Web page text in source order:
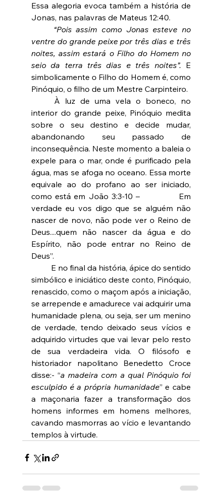
Essa alegoria evoca também a história de
Jonas, nas palavras de Mateus 12:40.
ventre do grande peixe por três dias e três
noites, assim estará o Filho do Homem no
seio da terra três dias e três noites”. E
simbolicamente o Filho do Homem é, como
Pinóquio, o filho de um Mestre Carpinteiro.
interior do grande peixe, Pinóquio medita
sobre o seu destino e decide mudar,
abandonando seu passado de
inconsequência. Neste momento a baleia o
expele para o mar, onde é purificado pela
água, mas se afoga no oceano. Essa morte
equivale ao do profano ao ser iniciado,
como está em João 3:3-10 – 		Em
verdade eu vos digo que se alguém não
nascer de novo, não pode ver o Reino de
Deus....quem não nascer da água e do
Espírito, não pode entrar no Reino de
Deus”.
simbólico e iniciático deste conto, Pinóquio,
renascido, como o maçom após a iniciação,
se arrepende e amadurece vai adquirir uma
humanidade plena, ou seja, ser um menino
de verdade, tendo deixado seus vícios e
adquirido virtudes que vai levar pelo resto
de sua verdadeira vida. O filósofo e
historiador napolitano Benedetto Croce
disse:- “a madeira com a qual Pinóquio foi
esculpido é a própria humanidade” e cabe
a maçonaria fazer a transformação dos
homens informes em homens melhores,
cavando masmorras ao vício e levantando
templos à virtude.